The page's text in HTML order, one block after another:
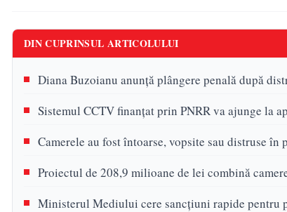
DIN CUPRINSUL ARTICOLULUI
Diana Buzoianu anunță plângere penală după
Sistemul CCTV finanțat prin PNRR va ajunge la
Camerele au fost întoarse, vopsite sau distruse în
Proiectul de 208,9 milioane de lei combină
Ministerul Mediului cere sancțiuni rapide pentru